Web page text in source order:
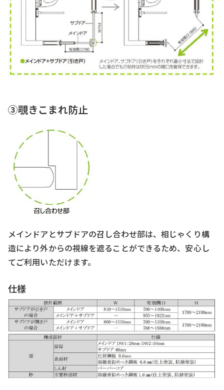
③覗きこまれ防止
メインドアとサブドアの召し合わせ部は、相じゃくり構
造により外からの視線を遮ることができるため、安心し
てご利用いただけます。
仕様